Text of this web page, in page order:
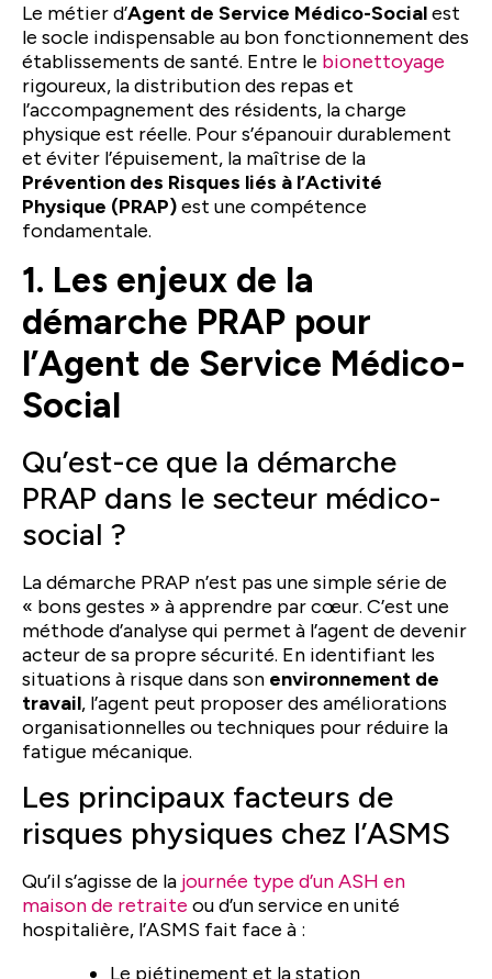
Le métier d’Agent de Service Médico-Socialest
le socle indispensable au bon fonctionnement des
établissements de santé. Entre le bionettoyage
rigoureux, la distribution des repas et
l’accompagnement des résidents, la charge
physique est réelle. Pour s’épanouir durablement
et éviter l’épuisement, la maîtrise de la
Prévention des Risques liés à l’Activité
Physique (PRAP)est une compétence
fondamentale.
1. Les enjeux de la
démarche PRAP pour
l’Agent de Service Médico-
Social
Qu’est-ce que la démarche
PRAP dans le secteur médico-
social ?
La démarche PRAP n’est pas une simple série de
« bons gestes » à apprendre par cœur. C’est une
méthode d’analyse qui permet à l’agent de devenir
acteur de sa propre sécurité. En identifiant les
situations à risque dans son environnement de
travail, l’agent peut proposer des améliorations
organisationnelles ou techniques pour réduire la
fatigue mécanique.
Les principaux facteurs de
risques physiques chez l’ASMS
Qu’il s’agisse de la journée type d’un ASH en
maison de retraite ou d’un service en unité
hospitalière, l’ASMS fait face à :
Le piétinement et la station